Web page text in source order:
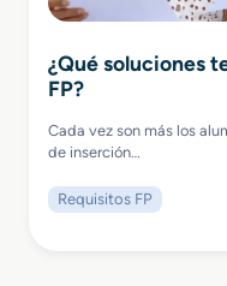
¿Qué soluciones
FP?
Cada vez son más los
de inserción…
Requisitos FP